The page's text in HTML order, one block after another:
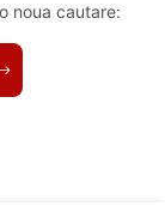
noua cautare: